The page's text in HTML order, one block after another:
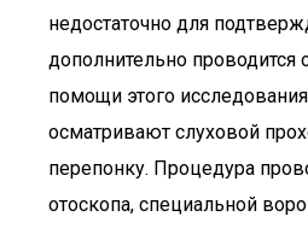
недостаточно для
дополнительно проводится
помощи этого
осматривают слуховой
перепонку. Процедура
отоскопа, специальной